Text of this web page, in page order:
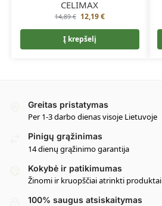
CELIMAX
14,89€ 12,19€
Į krepšelį
Greitas pristatymas
Per 1-3 darbo dienas visoje Lietuvoje
Pinigų grąžinimas
14 dienų grąžinimo garantija
Kokybė ir patikimumas
Žinomi ir kruopščiai atrinkti produktai
100% saugus atsiskaitymas